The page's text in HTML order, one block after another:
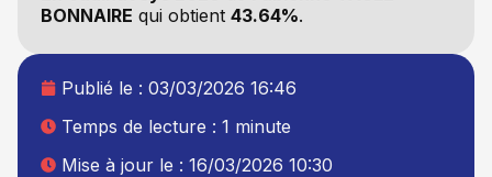
BONNAIRE qui obtient 43.64%.
Publié le : 03/03/2026 16:46
Temps de lecture : 1 minute
Mise à jour le : 16/03/2026 10:30